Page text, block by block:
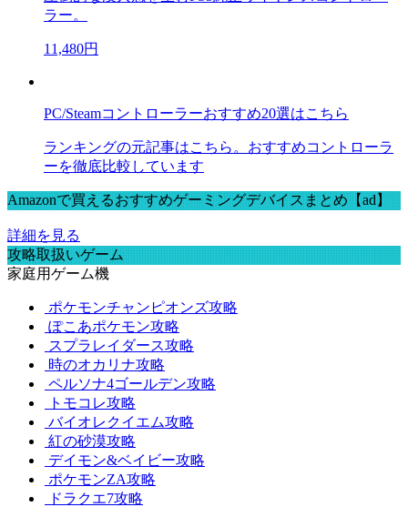
ラー。
11,480円
PC/Steamコントローラーおすすめ20選はこちら
ランキングの元記事はこちら。おすすめコントローラ
ーを徹底比較しています
Amazonで買えるおすすめゲーミングデバイスまとめ【ad】
詳細を見る
攻略取扱いゲーム
家庭用ゲーム機
ポケモンチャンピオンズ攻略
ぽこあポケモン攻略
スプラレイダース攻略
時のオカリナ攻略
ペルソナ4ゴールデン攻略
トモコレ攻略
バイオレクイエム攻略
紅の砂漠攻略
デイモン&ベイビー攻略
ポケモンZA攻略
ドラクエ7攻略